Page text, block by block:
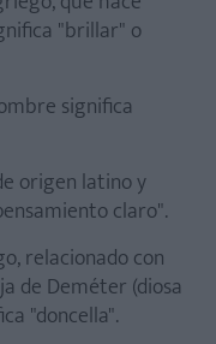
"brillar" o
significa
origen latino y
claro".
relacionado con
de Deméter (diosa
"doncella".